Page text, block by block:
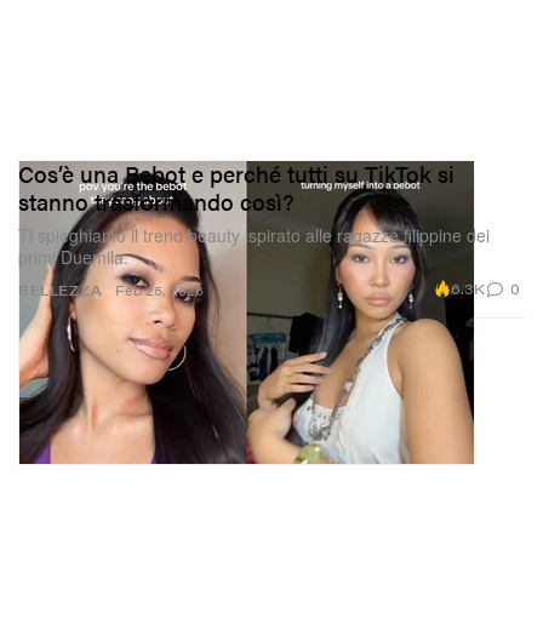
BELLEZZA
Cos’è una Bebot e perché tutti su TikTok si
stanno trasformando così?
Ti spieghiamo il trend beauty ispirato alle ragazze filippine dei
primi Duemila.
Feb 25, 2026 6.3K 0